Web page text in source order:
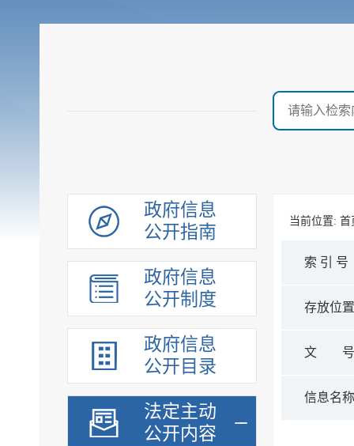
政府信息
公开指南
政府信息
公开制度
政府信息
公开目录
法定主动
公开内容
当前位置: 首
索 引 号
存放位
文
信息名